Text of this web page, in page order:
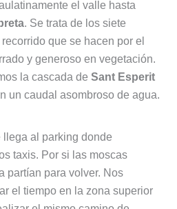
el valle hasta
. Se trata de los siete
que se hacen por el
y generoso en vegetación.
la cascada de Sant Esperit
un caudal asombroso de agua.
al parking donde
taxis. Por si las moscas
partían para volver. Nos
el tiempo en la zona superior